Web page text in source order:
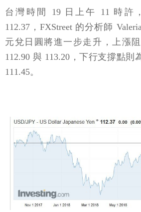
台灣時間 19 日上午 11 時許
112.37，FXStreet 的分析師
元兌日圓將進一步走升，上漲阻
112.90 與 113.20，下行支撐點則
111.45。